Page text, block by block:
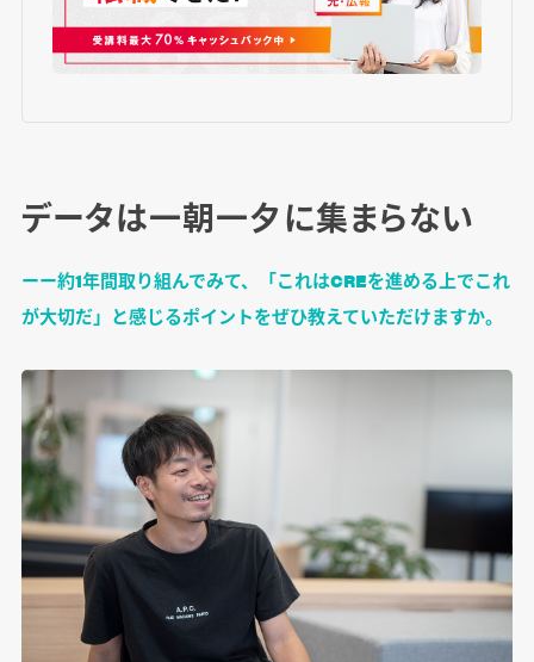
データは一朝一夕に集まらない
ーー約1年間取り組んでみて、「これはCREを進める上でこれ
が大切だ」と感じるポイントをぜひ教えていただけますか。